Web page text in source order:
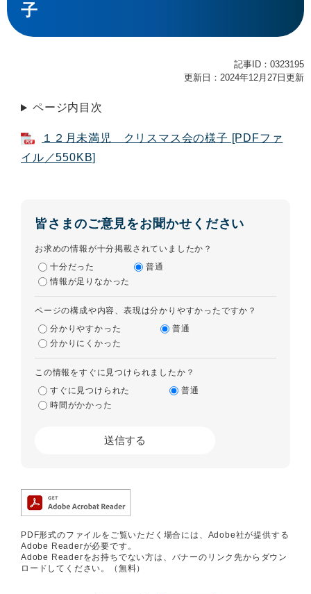
子
記事ID：0323195
更新日：2024年12月27日更新
ページ内目次
１２月未満児 クリスマス会の様子 [PDFファ
イル／550KB]
皆さまのご意見をお聞かせください
お求めの情報が十分掲載されていましたか？
十分だった
普通
情報が足りなかった
ページの構成や内容、表現は分かりやすかったですか？
分かりやすかった
普通
分かりにくかった
この情報をすぐに見つけられましたか？
すぐに見つけられた
普通
時間がかかった
PDF形式のファイルをご覧いただく場合には、Adobe社が提供する
Adobe Readerが必要です。
Adobe Readerをお持ちでない方は、バナーのリンク先からダウン
ロードしてください。（無料）